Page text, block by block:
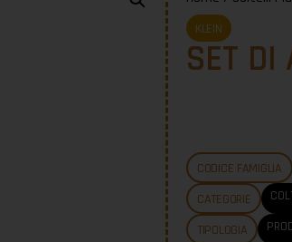
KLEIN
SET DI
CODICE FAMIGLIA
CATEGORIE
TIPOLOGIA